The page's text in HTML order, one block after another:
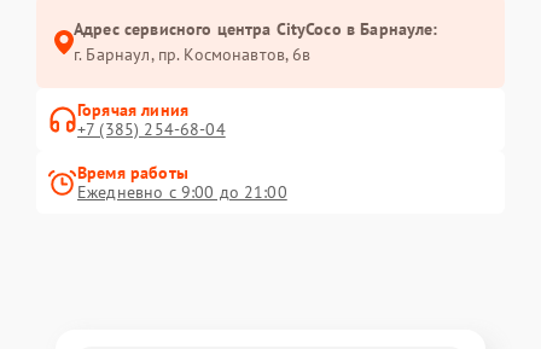
Адрес сервисного центра CityCoco в Барнауле:
г. Барнаул, ​пр. Космонавтов, 6в
Горячая линия
+7 (385) 254-68-04
Время работы
Ежедневно с 9:00 до 21:00